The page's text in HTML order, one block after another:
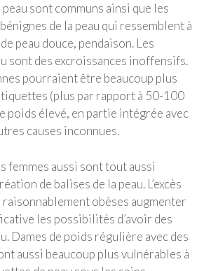
sont communs ainsi que les
de la peau qui ressemblent à
peau douce, pendaison. Les
sont des excroissances inoffensifs.
pourraient être beaucoup plus
(plus par rapport à 50-100
poids élevé, en partie intégrée avec
causes inconnues.
femmes aussi sont tout aussi
de balises de la peau. L’excès
raisonnablement obèses augmenter
les possibilités d’avoir des
Dames de poids régulière avec des
aussi beaucoup plus vulnérables à